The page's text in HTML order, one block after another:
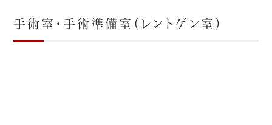
手術室・手術準備室（レントゲン室）